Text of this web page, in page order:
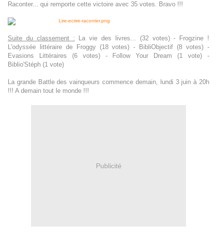
Raconter... qui remporte cette victoire avec 35 votes. Bravo !!!
Suite du classement : La vie des livres... (32 votes) - Frogzine !
L'odyssée littéraire de Froggy (18 votes) - BibliObjectif (8 votes) -
Evasions Littéraires (6 votes) - Follow Your Dream (1 vote) -
Biblio'Stéph (1 vote)
La grande Battle des vainqueurs commence demain, lundi 3 juin à 20h
!!! A demain tout le monde !!!
Publicité